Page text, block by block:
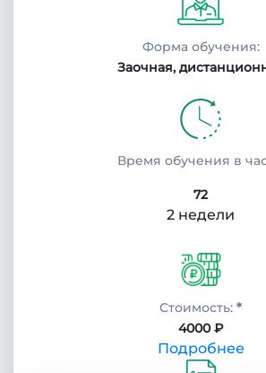
Форма обучения:
Заочная,
Время обучения в
72
2 недели
Стоимость: *
4000 ₽
Подробнее